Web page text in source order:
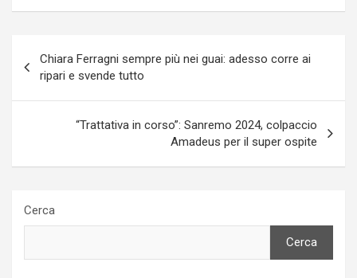
articoli
Chiara Ferragni sempre più nei guai: adesso corre ai
ripari e svende tutto
“Trattativa in corso”: Sanremo 2024, colpaccio
Amadeus per il super ospite
Cerca
Cerca